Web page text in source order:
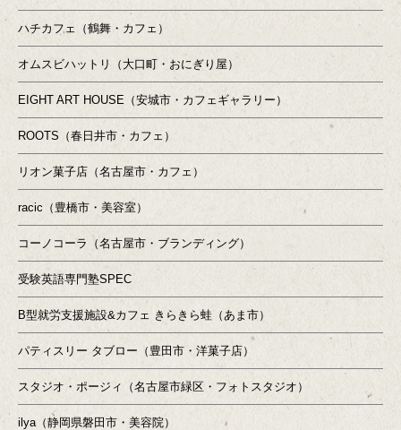
ハチカフェ（鶴舞・カフェ）
オムスビハットリ（大口町・おにぎり屋）
EIGHT ART HOUSE（安城市・カフェギャラリー）
ROOTS（春日井市・カフェ）
リオン菓子店（名古屋市・カフェ）
racic（豊橋市・美容室）
コーノコーラ（名古屋市・ブランディング）
受験英語専門塾SPEC
B型就労支援施設&カフェ きらきら蛙（あま市）
パティスリー タブロー（豊田市・洋菓子店）
スタジオ・ポージィ（名古屋市緑区・フォトスタジオ）
ilya（静岡県磐田市・美容院）